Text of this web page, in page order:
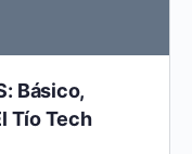
Básico,
Tío Tech